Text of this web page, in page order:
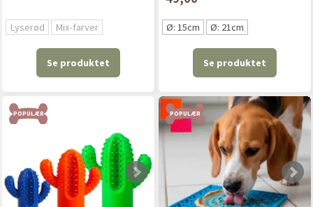
Lyserød Mix-farver
Se produktet
Ø: 15cm Ø: 21cm
Se produktet
POPULÆR POPULÆR